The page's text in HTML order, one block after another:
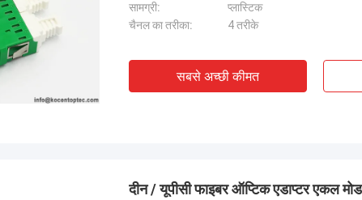
सामग्री:
प्लास्टिक
चैनल का तरीका:
4 तरीके
सबसे अच्छी कीमत
दीन / यूपीसी फाइबर ऑप्टिक एडाप्टर एकल